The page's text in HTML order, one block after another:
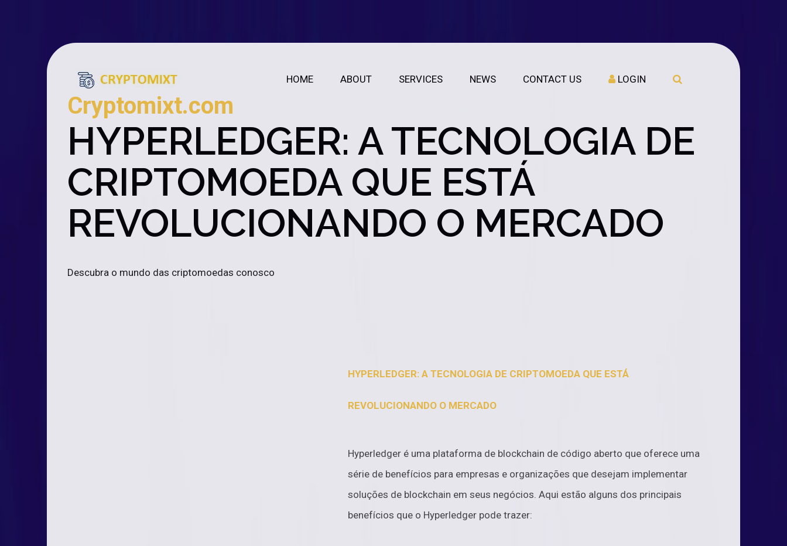
HOME ABOUT SERVICES NEWS CONTACT US LOGIN
Cryptomixt.com
HYPERLEDGER: A TECNOLOGIA DE
CRIPTOMOEDA QUE ESTÁ
REVOLUCIONANDO O MERCADO
Descubra o mundo das criptomoedas conosco
HYPERLEDGER: A TECNOLOGIA DE CRIPTOMOEDA QUE ESTÁ
REVOLUCIONANDO O MERCADO
Hyperledger é uma plataforma de blockchain de código aberto que oferece uma
série de benefícios para empresas e organizações que desejam implementar
soluções de blockchain em seus negócios. Aqui estão alguns dos principais
benefícios que o Hyperledger pode trazer: